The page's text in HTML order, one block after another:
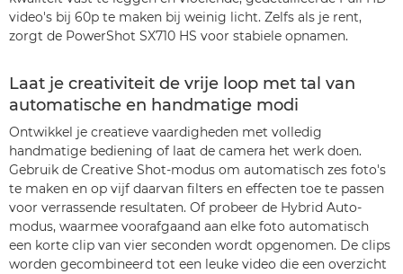
video's bij 60p te maken bij weinig licht. Zelfs als je rent,
zorgt de PowerShot SX710 HS voor stabiele opnamen.
Laat je creativiteit de vrije loop met tal van
automatische en handmatige modi
Ontwikkel je creatieve vaardigheden met volledig
handmatige bediening of laat de camera het werk doen.
Gebruik de Creative Shot-modus om automatisch zes foto's
te maken en op vijf daarvan filters en effecten toe te passen
voor verrassende resultaten. Of probeer de Hybrid Auto-
modus, waarmee voorafgaand aan elke foto automatisch
een korte clip van vier seconden wordt opgenomen. De clips
worden gecombineerd tot een leuke video die een overzicht